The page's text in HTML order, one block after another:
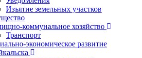
Изъятие земельных участков
коммунальное хозяйство
Транспорт
экономическое развитие